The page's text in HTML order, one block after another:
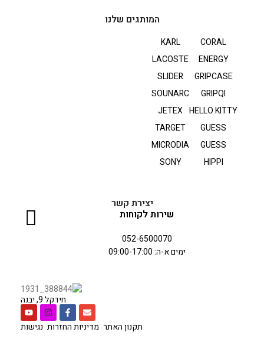
המותגים שלנו
CORAL
ENERGY
GRIPCASE
GRIPQI
HELLO KITTY
GUESS
GUESS
HIPPI
KARL
LACOSTE
SLIDER
SOUNARC
JETEX
TARGET
MICRODIA
SONY
יצירת קשר
שירות לקוחות
052-6500070
ימים א-ה: 09:00-17:00
חידקל 9, יבנה
תקנון האתר מדיניות החזרות נגישות